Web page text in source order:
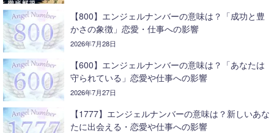
【800】エンジェルナンバーの意味は？「成功と豊
かさの象徴」恋愛・仕事への影響
2026年7月28日
【600】エンジェルナンバーの意味は？「あなたは
守られている」恋愛や仕事への影響
2026年7月27日
【1777】エンジェルナンバーの意味は？新しいあな
たに出会える・恋愛や仕事への影響